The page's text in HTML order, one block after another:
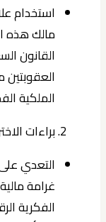
استخدام
مالك هذه
القانون
الملكية
براءات
التعدي
غرامة
الفكرية